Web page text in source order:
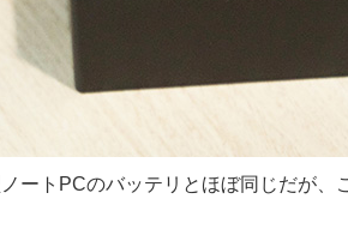
ートPCのバッテリとほぼ同じだが、